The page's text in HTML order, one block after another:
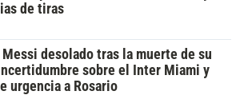
de tiras
desolado tras la muerte de su
sobre el Inter Miami y
urgencia a Rosario